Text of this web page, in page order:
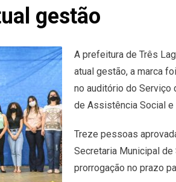
gestão
A prefeitura de Três
atual gestão, a marca
no auditório do Serviço
de Assistência Social e
Treze pessoas
Secretaria Municipal
prorrogação no prazo